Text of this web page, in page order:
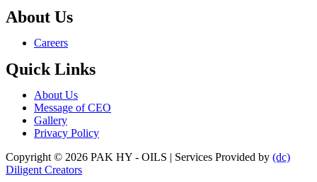
About Us
Menu Careers
Quick Links
Menu
About Us
Message of CEO
Gallery
Privacy Policy
Copyright © 2026 PAK HY - OILS | Services Provided by (dc)
Diligent Creators